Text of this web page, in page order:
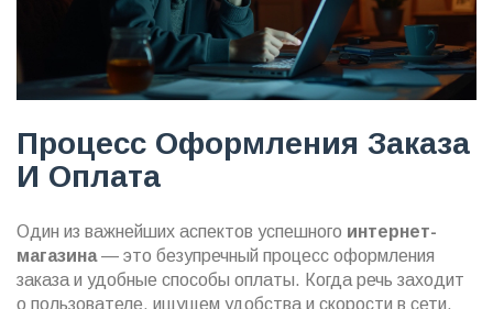
Процесс Оформления Заказа
И Оплата
Один из важнейших аспектов успешного интернет-
магазина— это безупречный процесс оформления
заказа и удобные способы оплаты. Когда речь заходит
о пользователе, ищущем удобства и скорости в сети,